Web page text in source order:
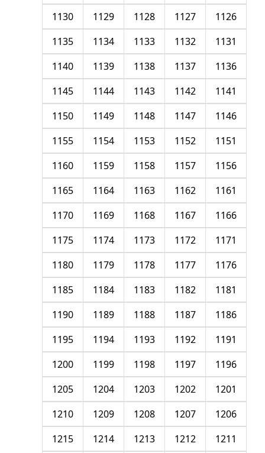
1126
1127
1128
1129
1130
1131
1132
1133
1134
1135
1136
1137
1138
1139
1140
1141
1142
1143
1144
1145
1146
1147
1148
1149
1150
1151
1152
1153
1154
1155
1156
1157
1158
1159
1160
1161
1162
1163
1164
1165
1166
1167
1168
1169
1170
1171
1172
1173
1174
1175
1176
1177
1178
1179
1180
1181
1182
1183
1184
1185
1186
1187
1188
1189
1190
1191
1192
1193
1194
1195
1196
1197
1198
1199
1200
1201
1202
1203
1204
1205
1206
1207
1208
1209
1210
1211
1212
1213
1214
1215